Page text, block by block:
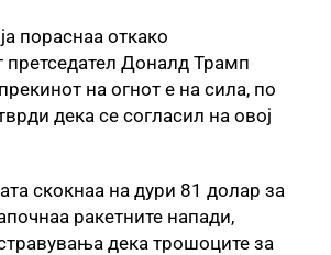
пораснаа откако
претседател Доналд Трамп
на огнот е на сила, по
дека се согласил на овој
скокнаа на дури 81 долар за
ракетните напади,
дека трошоците за